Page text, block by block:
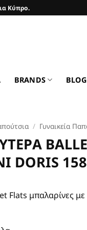
Κύπρο.
BRANDS BLOG
/ Γυναικεία
DORIS
Flats μπαλαρίνες